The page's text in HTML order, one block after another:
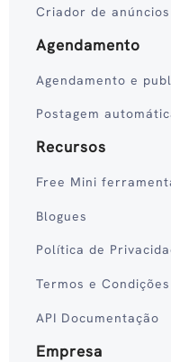
Criador de anúncios
Agendamento
Agendamento e
Postagem
Recursos
Free Mini
Blogues
Política de
Termos e Condições
API Documentação
Empresa